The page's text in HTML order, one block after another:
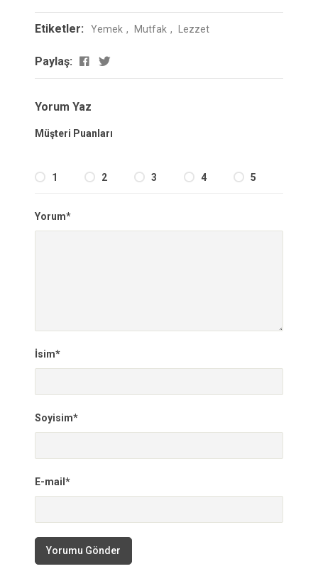
Etiketler: Yemek Mutfak Lezzet
Paylaş:
Yorum Yaz
Müşteri Puanları
1 2 3 4 5
Yorum*
İsim*
Soyisim*
E-mail*
Yorumu Gönder